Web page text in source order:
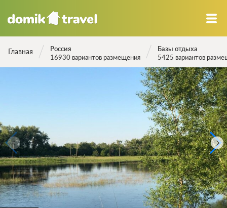
Главная
Россия
16930 вариантов размещения
Базы отдыха
5425 вариантов